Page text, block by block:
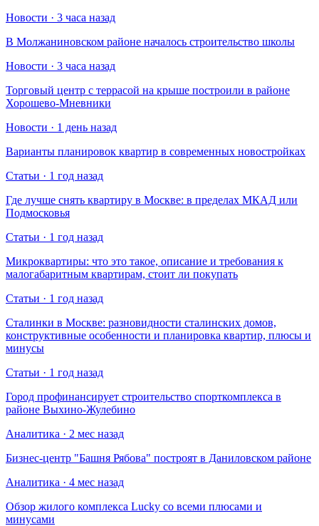
Новости · 3 часа назад
В Молжаниновском районе началось строительство школы
Новости · 3 часа назад
Торговый центр с террасой на крыше построили в районе
Хорошево-Мневники
Новости · 1 день назад
Варианты планировок квартир в современных новостройках
Статьи · 1 год назад
Где лучше снять квартиру в Москве: в пределах МКАД или
Подмосковья
Статьи · 1 год назад
Микроквартиры: что это такое, описание и требования к
малогабаритным квартирам, стоит ли покупать
Статьи · 1 год назад
Сталинки в Москве: разновидности сталинских домов,
конструктивные особенности и планировка квартир, плюсы и
минусы
Статьи · 1 год назад
Город профинансирует строительство спорткомплекса в
районе Выхино-Жулебино
Аналитика · 2 мес назад
Бизнес-центр "Башня Рябова" построят в Даниловском районе
Аналитика · 4 мес назад
Обзор жилого комплекса Lucky со всеми плюсами и
минусами